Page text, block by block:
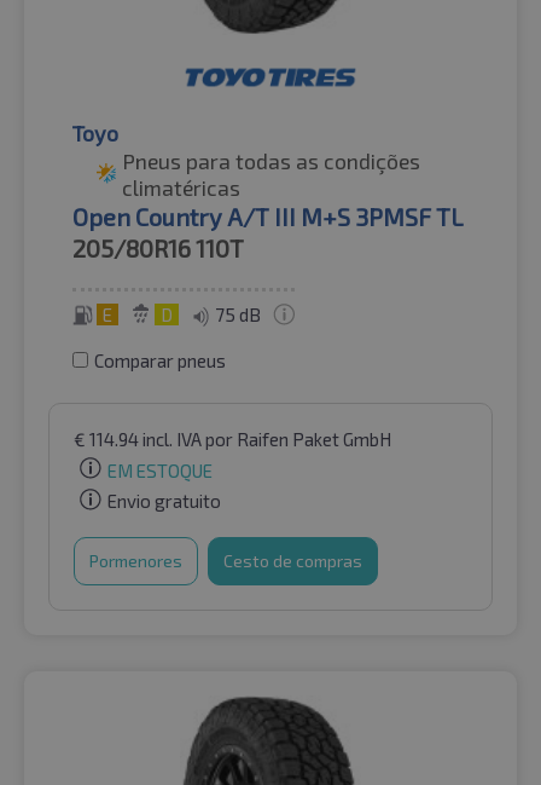
Toyo
Pneus para todas as condições
climatéricas
Open Country A/T III M+S 3PMSF TL
205/80R16110T
E D 75 dB
Comparar pneus
€ 114.94incl. IVApor Raifen Paket GmbH
EM ESTOQUE
Envio gratuito
Pormenores Cesto de compras